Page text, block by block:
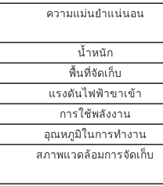
ความแม่นยำแน่นอน
น้ำหนัก
พื้นที่จัดเก็บ
แรงดันไฟฟ้าขาเข้า
การใช้พลังงาน
อุณหภูมิในการทำงาน
สภาพแวดล้อมการจัดเก็บ